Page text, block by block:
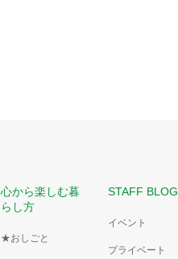
心から楽しむ暮
らし方
★おしごと
STAFF BLOG
イベント
プライベート